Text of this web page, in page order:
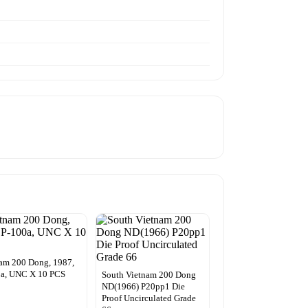
200 Dong, 1987,
UNC X 10 PCS
South Vietnam 200 Dong
ND(1966) P20pp1 Die
Proof Uncirculated Grade